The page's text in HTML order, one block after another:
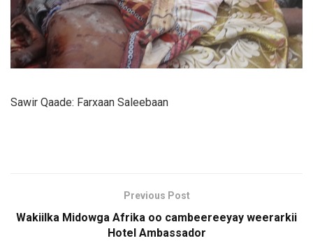
Sawir Qaade: Farxaan Saleebaan
Previous Post
Wakiilka Midowga Afrika oo cambeereeyay weerarkii
Hotel Ambassador